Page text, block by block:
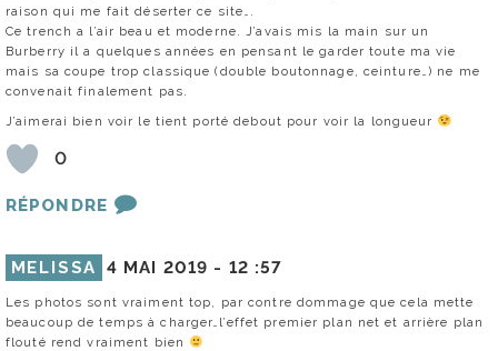
raison qui me fait déserter ce site….
Ce trench a l’air beau et moderne. J’avais mis la main sur un
Burberry il a quelques années en pensant le garder toute ma vie
mais sa coupe trop classique (double boutonnage, ceinture…) ne me
convenait finalement pas.
J’aimerai bien voir le tient porté debout pour voir la longueur
0
RÉPONDRE
MELISSA 4 MAI 2019 - 12 :57
Les photos sont vraiment top, par contre dommage que cela mette
beaucoup de temps à charger…l’effet premier plan net et arrière plan
flouté rend vraiment bien